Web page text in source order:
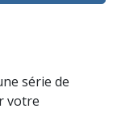
série de
votre